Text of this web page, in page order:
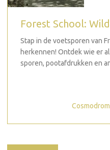
Forest School:
Stap in de voetsporen van
herkennen! Ontdek wie er
sporen, pootafdrukken en